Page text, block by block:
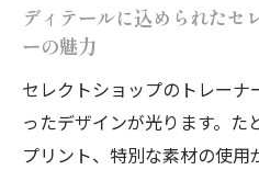
トレーナー選びで
セレクトショップ
新しい日常
個性を映し出すセレク
ディテールに込められたセ
ーの魅力
セレクトショップのトレー
ったデザインが光ります。た
プリント、特別な素材の使用